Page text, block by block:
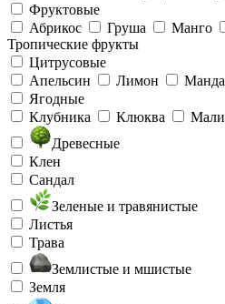
Фруктовые
Абрикос
Груша Манго
Тропические фрукты
Цитрусовые
Апельсин
Лимон
Ягодные
Клубника
Клюква
Древесные
Клен
Сандал
Зеленые и травянистые
Листья
Трава
Землистые и мшистые
Земля